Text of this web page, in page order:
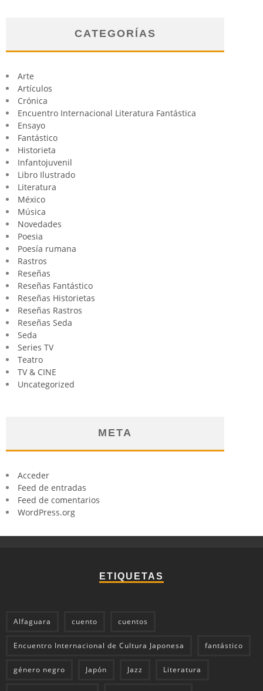
CATEGORÍAS
Arte
Artículos
Crónica
Encuentro Internacional Literatura Fantástica
Ensayo
Fantástico
Historieta
Infantojuvenil
Libro Ilustrado
Literatura
México
Música
Novedades
Poesia
Poesía rumana
Rastros
Reseñas
Reseñas Fantástico
Reseñas Historietas
Reseñas Rastros
Reseñas Seda
Seda
Series TV
Teatro
TV & CINE
Uncategorized
META
Acceder
Feed de entradas
Feed de comentarios
WordPress.org
ETIQUETAS
Alfaguara cuento cuentos
Encuentro Internacional de Cultura Japonesa fantástico
género negro Japón Jazz Literatura